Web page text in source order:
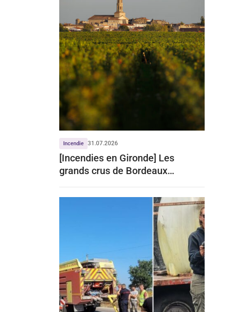
Incendie 31.07.2026
[Incendies en Gironde] Les
grands crus de Bordeaux